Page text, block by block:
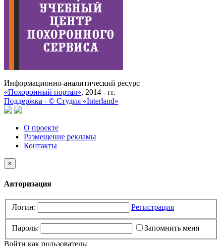
Информационно-аналитический ресурс
«Похоронный портал», 2014 - гг.
Поддержка - © Cтудия «Interland»
О проекте
Размещение рекламы
Контакты
×
Авторизация
Логин: Регистрация
Пароль:
Запомнить меня
Войти как пользователь: